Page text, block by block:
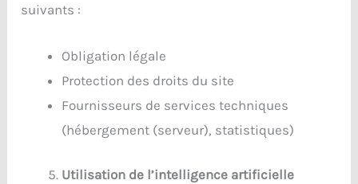
suivants :
Obligation légale
Protection des droits du site
Fournisseurs de services techniques
(hébergement (serveur), statistiques)
Utilisation de l’intelligence artificielle